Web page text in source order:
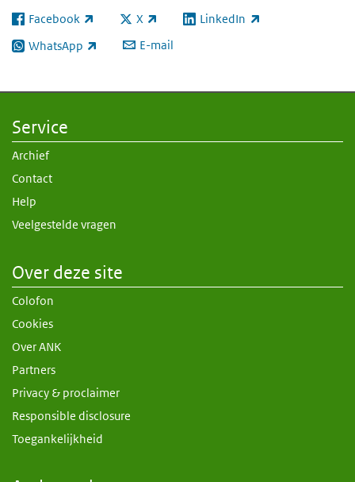
Facebook
(externe link) X
(externe link) LinkedIn
(externe link)
WhatsApp
(externe link) E-mail
Service
Archief
Contact
Help
Veelgestelde vragen
Over deze site
Colofon
Cookies
Over ANK
Partners
Privacy & proclaimer
Responsible disclosure
Toegankelijkheid